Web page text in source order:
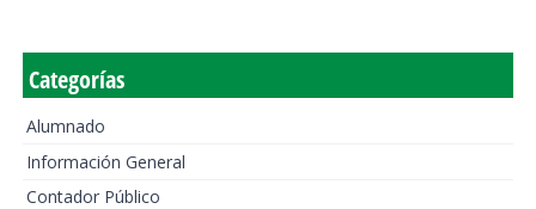
Categorías
Alumnado
Información General
Contador Público